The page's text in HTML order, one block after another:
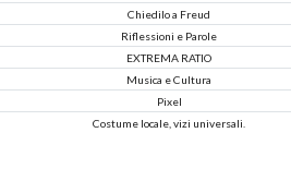
Chiedilo a Freud
Riflessioni e Parole
EXTREMA RATIO
Musica e Cultura
Pixel
Costume locale, vizi universali.